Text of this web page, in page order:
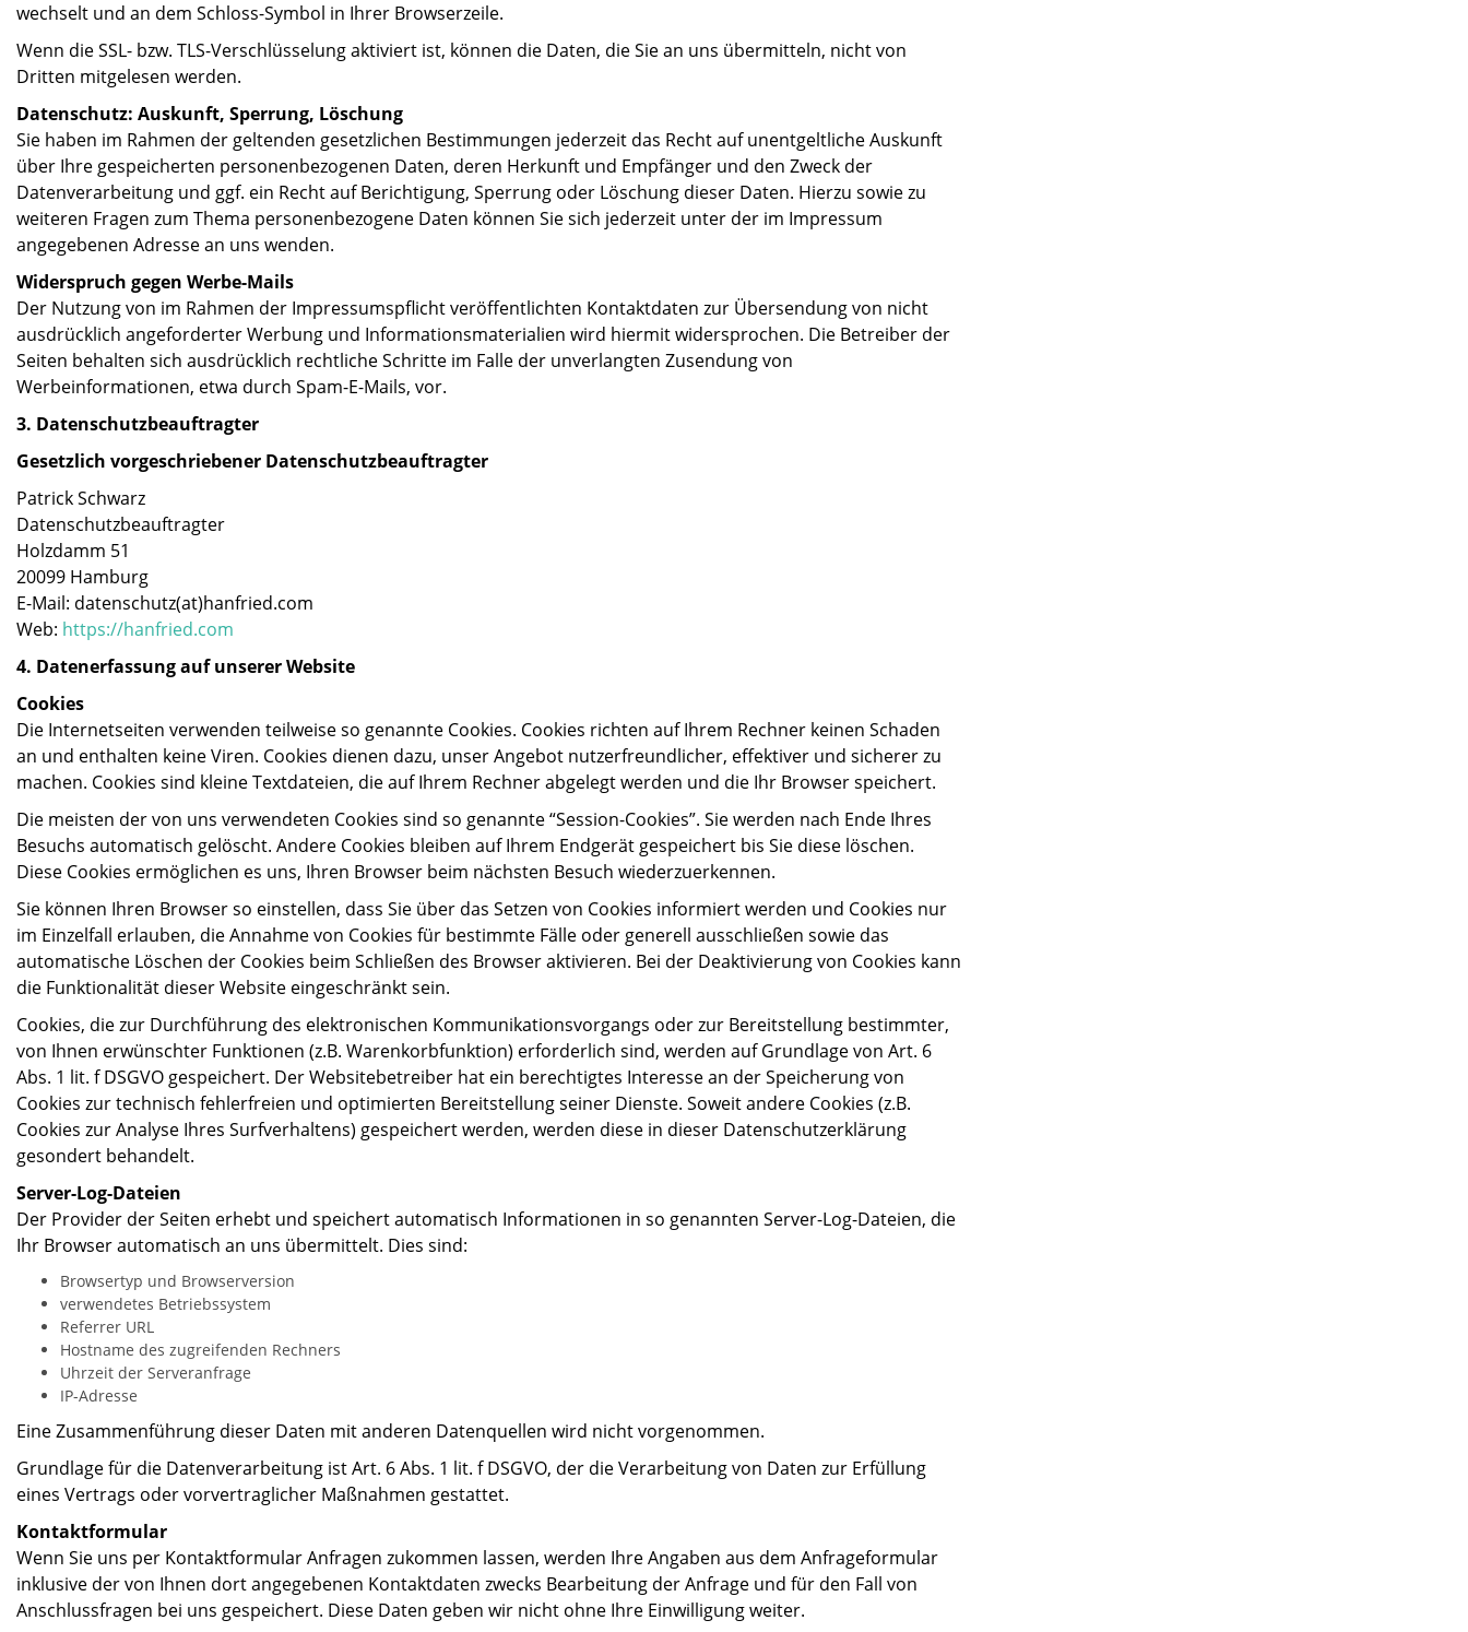
wechselt und an dem Schloss-Symbol in Ihrer Browserzeile.
Wenn die SSL- bzw. TLS-Verschlüsselung aktiviert ist, können die Daten, die Sie an uns übermitteln, nicht von
Dritten mitgelesen werden.
Datenschutz: Auskunft, Sperrung, Löschung
Sie haben im Rahmen der geltenden gesetzlichen Bestimmungen jederzeit das Recht auf unentgeltliche Auskunft
über Ihre gespeicherten personenbezogenen Daten, deren Herkunft und Empfänger und den Zweck der
Datenverarbeitung und ggf. ein Recht auf Berichtigung, Sperrung oder Löschung dieser Daten. Hierzu sowie zu
weiteren Fragen zum Thema personenbezogene Daten können Sie sich jederzeit unter der im Impressum
angegebenen Adresse an uns wenden.
Widerspruch gegen Werbe-Mails
Der Nutzung von im Rahmen der Impressumspflicht veröffentlichten Kontaktdaten zur Übersendung von nicht
ausdrücklich angeforderter Werbung und Informationsmaterialien wird hiermit widersprochen. Die Betreiber der
Seiten behalten sich ausdrücklich rechtliche Schritte im Falle der unverlangten Zusendung von
Werbeinformationen, etwa durch Spam-E-Mails, vor.
3. Datenschutzbeauftragter
Gesetzlich vorgeschriebener Datenschutzbeauftragter
Patrick Schwarz
Datenschutzbeauftragter
Holzdamm 51
20099 Hamburg
E-Mail: datenschutz(at)hanfried.com
Web: https://hanfried.com
4. Datenerfassung auf unserer Website
Cookies
Die Internetseiten verwenden teilweise so genannte Cookies. Cookies richten auf Ihrem Rechner keinen Schaden
an und enthalten keine Viren. Cookies dienen dazu, unser Angebot nutzerfreundlicher, effektiver und sicherer zu
machen. Cookies sind kleine Textdateien, die auf Ihrem Rechner abgelegt werden und die Ihr Browser speichert.
Die meisten der von uns verwendeten Cookies sind so genannte “Session-Cookies”. Sie werden nach Ende Ihres
Besuchs automatisch gelöscht. Andere Cookies bleiben auf Ihrem Endgerät gespeichert bis Sie diese löschen.
Diese Cookies ermöglichen es uns, Ihren Browser beim nächsten Besuch wiederzuerkennen.
Sie können Ihren Browser so einstellen, dass Sie über das Setzen von Cookies informiert werden und Cookies nur
im Einzelfall erlauben, die Annahme von Cookies für bestimmte Fälle oder generell ausschließen sowie das
automatische Löschen der Cookies beim Schließen des Browser aktivieren. Bei der Deaktivierung von Cookies kann
die Funktionalität dieser Website eingeschränkt sein.
Cookies, die zur Durchführung des elektronischen Kommunikationsvorgangs oder zur Bereitstellung bestimmter,
von Ihnen erwünschter Funktionen (z.B. Warenkorbfunktion) erforderlich sind, werden auf Grundlage von Art. 6
Abs. 1 lit. f DSGVO gespeichert. Der Websitebetreiber hat ein berechtigtes Interesse an der Speicherung von
Cookies zur technisch fehlerfreien und optimierten Bereitstellung seiner Dienste. Soweit andere Cookies (z.B.
Cookies zur Analyse Ihres Surfverhaltens) gespeichert werden, werden diese in dieser Datenschutzerklärung
gesondert behandelt.
Server-Log-Dateien
Der Provider der Seiten erhebt und speichert automatisch Informationen in so genannten Server-Log-Dateien, die
Ihr Browser automatisch an uns übermittelt. Dies sind:
Browsertyp und Browserversion
verwendetes Betriebssystem
Referrer URL
Hostname des zugreifenden Rechners
Uhrzeit der Serveranfrage
IP-Adresse
Eine Zusammenführung dieser Daten mit anderen Datenquellen wird nicht vorgenommen.
Grundlage für die Datenverarbeitung ist Art. 6 Abs. 1 lit. f DSGVO, der die Verarbeitung von Daten zur Erfüllung
eines Vertrags oder vorvertraglicher Maßnahmen gestattet.
Kontaktformular
Wenn Sie uns per Kontaktformular Anfragen zukommen lassen, werden Ihre Angaben aus dem Anfrageformular
inklusive der von Ihnen dort angegebenen Kontaktdaten zwecks Bearbeitung der Anfrage und für den Fall von
Anschlussfragen bei uns gespeichert. Diese Daten geben wir nicht ohne Ihre Einwilligung weiter.